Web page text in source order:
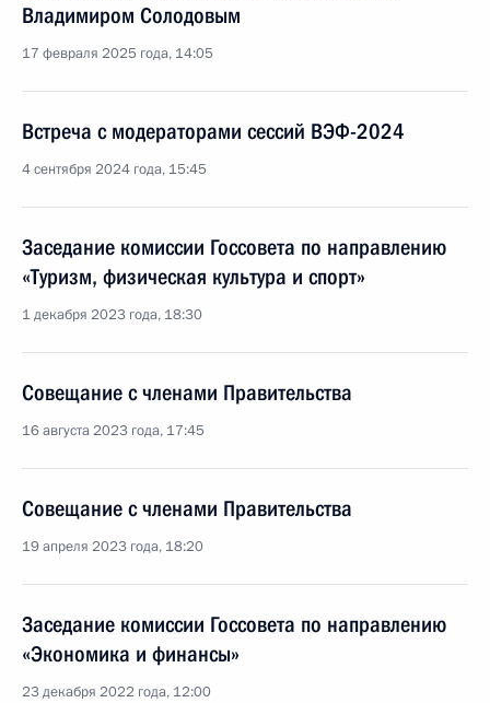
Владимиром Солодовым
17 февраля 2025 года, 14:05
Встреча с модераторами сессий ВЭФ-2024
4 сентября 2024 года, 15:45
Заседание комиссии Госсовета по направлению
«Туризм, физическая культура и спорт»
1 декабря 2023 года, 18:30
Совещание с членами Правительства
16 августа 2023 года, 17:45
Совещание с членами Правительства
19 апреля 2023 года, 18:20
Заседание комиссии Госсовета по направлению
«Экономика и финансы»
23 декабря 2022 года, 12:00